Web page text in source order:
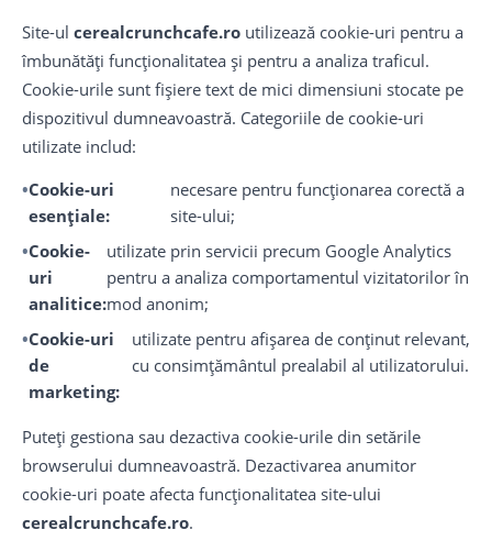
Site-ul cerealcrunchcafe.ro utilizează cookie-uri pentru a
îmbunătăți funcționalitatea și pentru a analiza traficul.
Cookie-urile sunt fișiere text de mici dimensiuni stocate pe
dispozitivul dumneavoastră. Categoriile de cookie-uri
utilizate includ:
Cookie-uri
esențiale:
necesare pentru funcționarea corectă a
site-ului;
Cookie-
uri
analitice:
utilizate prin servicii precum Google Analytics
pentru a analiza comportamentul vizitatorilor în
mod anonim;
Cookie-uri
de
marketing:
utilizate pentru afișarea de conținut relevant,
cu consimțământul prealabil al utilizatorului.
Puteți gestiona sau dezactiva cookie-urile din setările
browserului dumneavoastră. Dezactivarea anumitor
cookie-uri poate afecta funcționalitatea site-ului
cerealcrunchcafe.ro.